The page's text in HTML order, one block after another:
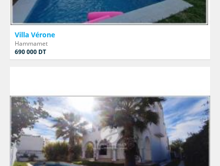
Villa Vérone
Hammamet
690 000 DT